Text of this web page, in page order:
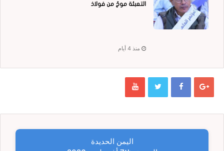
التعبئة موجٌ من فولاذ
منذ 4 أيام
اليمن الحديدة